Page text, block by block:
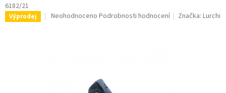
6182/21
Výprodej
Průměrné
Neohodnoceno Podrobnosti hodnocení Značka:Lurchi